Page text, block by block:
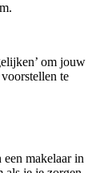
om jouw
te
makelaar in